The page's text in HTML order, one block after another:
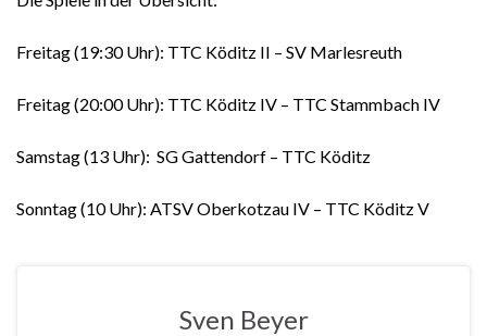
Freitag (19:30 Uhr): TTC Köditz II – SV Marlesreuth
Freitag (20:00 Uhr): TTC Köditz IV – TTC Stammbach IV
Samstag (13 Uhr): SG Gattendorf – TTC Köditz
Sonntag (10 Uhr): ATSV Oberkotzau IV – TTC Köditz V
Sven Beyer